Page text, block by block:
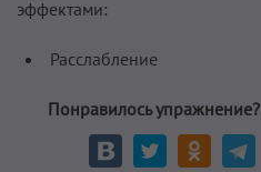
эффектами:
Расслабление
Понравилось упражнение?